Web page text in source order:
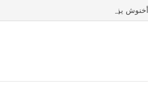
أخنوش يؤكد في المذكرة التوجيهية حول ميزانية 2027 أن ثوابت العدالة الاجتماعية والمجالية خيار استراتيجي للبلاد